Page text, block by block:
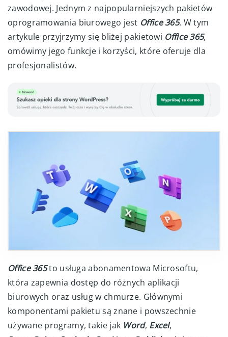
zawodowej. Jednym z najpopularniejszych pakietów
oprogramowania biurowego jest Office 365. W tym
artykule przyjrzymy się bliżej pakietowi Office 365,
omówimy jego funkcje i korzyści, które oferuje dla
profesjonalistów.
Office 365to usługa abonamentowa Microsoftu,
która zapewnia dostęp do różnych aplikacji
biurowych oraz usług w chmurze. Głównymi
komponentami pakietu są znane i powszechnie
używane programy, takie jak Word, Excel,